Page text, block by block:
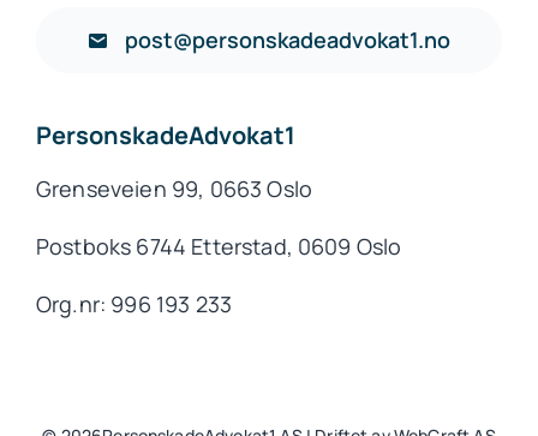
post@personskadeadvokat1.no
PersonskadeAdvokat1
Grenseveien 99, 0663 Oslo
Postboks 6744 Etterstad, 0609 Oslo
Org.nr: 996 193 233